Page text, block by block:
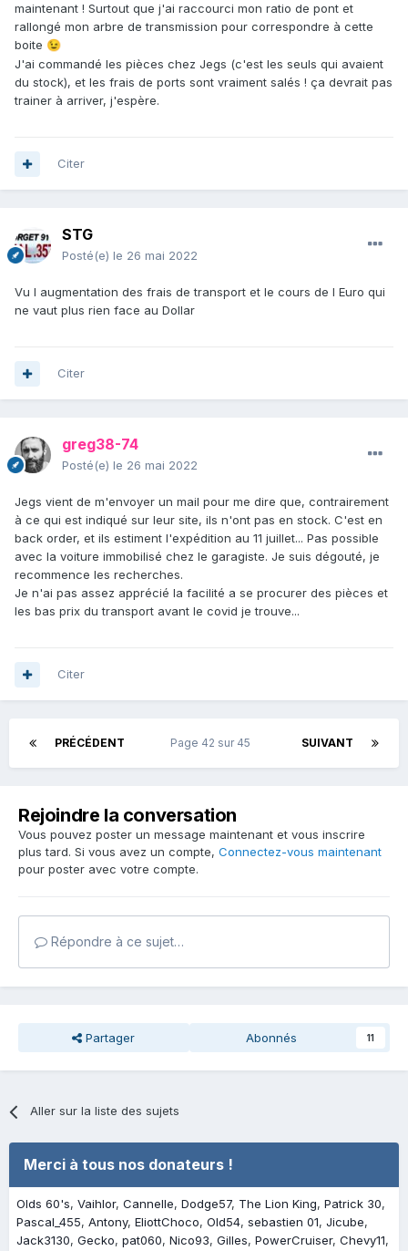
maintenant ! Surtout que j'ai raccourci mon ratio de pont et
rallongé mon arbre de transmission pour correspondre à cette
boite 😉
J'ai commandé les pièces chez Jegs (c'est les seuls qui avaient
du stock), et les frais de ports sont vraiment salés ! ça devrait pas
trainer à arriver, j'espère.
Citer
STG
Posté(e) le 26 mai 2022
Vu l augmentation des frais de transport et le cours de l Euro qui
ne vaut plus rien face au Dollar
Citer
greg38-74
Posté(e) le 26 mai 2022
Jegs vient de m'envoyer un mail pour me dire que, contrairement
à ce qui est indiqué sur leur site, ils n'ont pas en stock. C'est en
back order, et ils estiment l'expédition au 11 juillet... Pas possible
avec la voiture immobilisé chez le garagiste. Je suis dégouté, je
recommence les recherches.
Je n'ai pas assez apprécié la facilité a se procurer des pièces et
les bas prix du transport avant le covid je trouve...
Citer
PRÉCÉDENT SUIVANT
Page 42 sur 45
Rejoindre la conversation
Vous pouvez poster un message maintenant et vous inscrire
plus tard. Si vous avez un compte, Connectez-vous maintenant
pour poster avec votre compte.
Répondre à ce sujet…
Partager Abonnés 11
Aller sur la liste des sujets
Merci à tous nos donateurs !
Olds 60's Vaihlor Cannelle Dodge57 The Lion King Patrick 30
Pascal_455 Antony EliottChoco Old54 sebastien 01 Jicube
Jack3130 Gecko pat060 Nico93 Gilles PowerCruiser Chevy11